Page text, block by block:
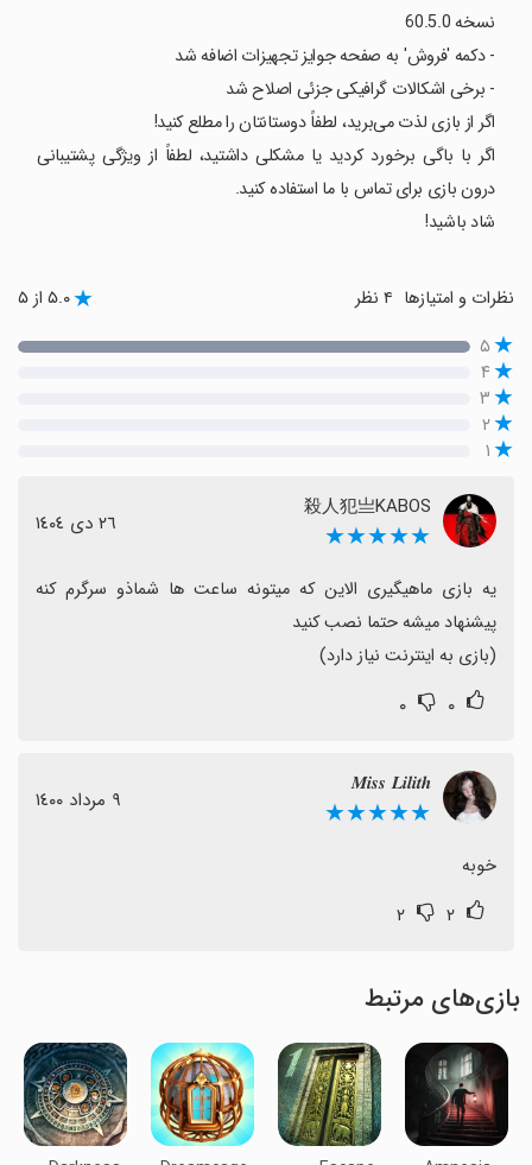
نسخه 60.5.0
- دکمه 'فروش' به صفحه جوایز تجهیزات اضافه شد
- برخی اشکالات گرافیکی جزئی اصلاح شد
اگر از بازی لذت می‌برید، لطفاً دوستانتان را مطلع کنید!
اگر با باگی برخورد کردید یا مشکلی داشتید، لطفاً از ویژگی پشتیبانی
درون بازی برای تماس با ما استفاده کنید.
شاد باشید!
نظرات و امتیازها ۵.۰ از ۵
۵
۴
۳
۲
۱
殺人犯亗KABOS
★★★★★ ٢٦ دی ١٤٠٤
(بازی به اینترنت نیاز دارد)
۰ ۰
𝑴𝒊𝒔𝒔 𝑳𝒊𝒍𝒊𝒕𝒉
★★★★★ ٩ مرداد ١٤٠٠
خوبه
۲ ۲
بازی‌های مرتبط